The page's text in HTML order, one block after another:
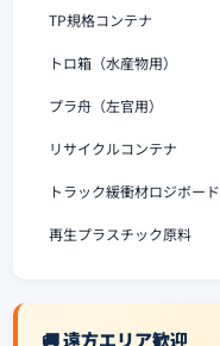
TP規格コンテナ
トロ箱（水産物用）
プラ舟（左官用）
リサイクルコンテナ
トラック緩衝材ロジボード
再生プラスチック原料
🚚 遠方エリア歓迎